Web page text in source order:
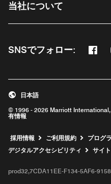
当社について
SNSでフォロー:
新し
© 1996 - 2026 Marriott
有情報
日本語
採用情報 新しいウィンド
ご利用規約 プログ
デジタルアクセシビリティ
サイ
prod32,7CDA11EE-F134-5AF6-